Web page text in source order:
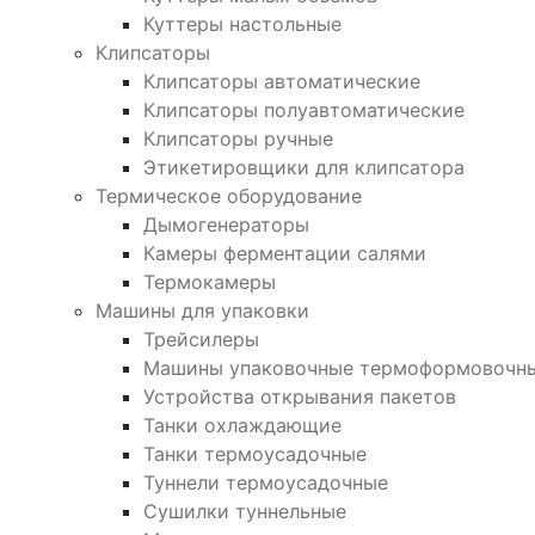
Куттеры настольные
Клипсаторы
Клипсаторы автоматические
Клипсаторы полуавтоматические
Клипсаторы ручные
Этикетировщики для клипсатора
Термическое оборудование
Дымогенераторы
Камеры ферментации салями
Термокамеры
Машины для упаковки
Трейсилеры
Машины упаковочные
Устройства открывания пакетов
Танки охлаждающие
Танки термоусадочные
Туннели термоусадочные
Сушилки туннельные